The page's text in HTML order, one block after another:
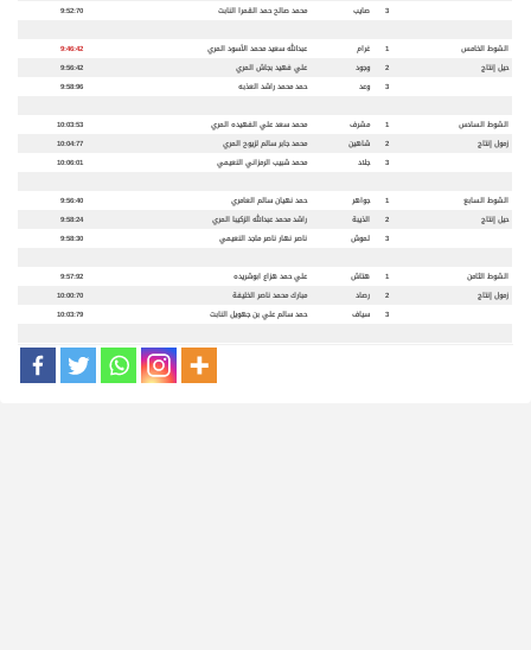
3
صايب محمد صالح حمد القمرا النابت 9:52:70
الشوط الخامس 1 غرام عبدالله سعيد محمد الأسود المري
9:46:42
حيل إنتاج
2 وجود علي فهيد بجاش المري
9:56:42
3
وعد حمد محمد راشد العذبه 9:58:96
الشوط السادس 1 مشرف محمد سعد علي الفهيده المري
10:03:53
زمول إنتاج
2 شاهين محمد جابر سالم لزيوح المري
10:04:77
3
جلاد محمد شبيب الرمزاني النعيمي 10:06:01
الشوط السابع 1 جواهر حمد نهيان سالم العامري
9:56:40
حيل إنتاج
2 الذيبة راشد محمد عبدالله الزكيبا المري
9:58:24
3
لموش ناصر نهار ناصر ماجد النعيمي 9:58:30
الشوط الثامن 1 هتاش علي حمد هزاع ابوشريده
9:57:92
زمول إنتاج
2 رصاد مبارك محمد ناصر الخليفة
10:00:70
3
سياف حمد سالم علي بن جهويل النابت 10:03:79